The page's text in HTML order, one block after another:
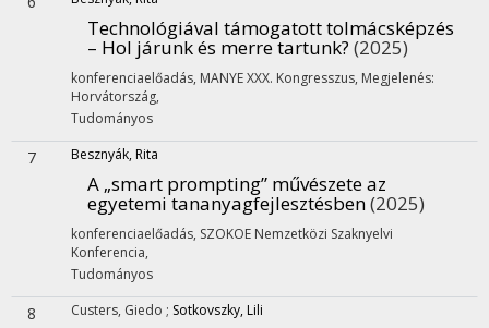
Technológiával támogatott tolmácsképzés
– Hol járunk és merre tartunk? (2025)
konferenciaelőadás, MANYE XXX. Kongresszus, Megjelenés:
Horvátország,
Tudományos
7 Besznyák, Rita
A „smart prompting” művészete az
egyetemi tananyagfejlesztésben(2025)
konferenciaelőadás, SZOKOE Nemzetközi Szaknyelvi
Konferencia,
Tudományos
8 Custers, Giedo ; Sotkovszky, Lili